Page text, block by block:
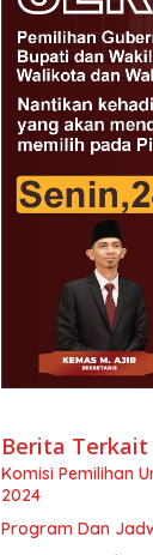
Berita Terkait
Komisi Pemilihan
2024
Program Dan